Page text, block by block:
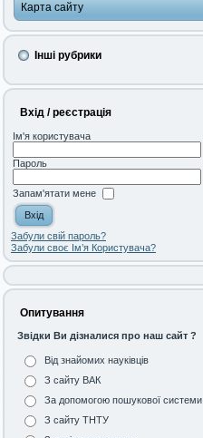
Карта сайту
Інші рубрики
Вхід / реєстрація
Ім'я користувача
Пароль
Запам'ятати мене
Забули свій пароль?
Забули своє Ім’я Користувача?
Опитування
Звідки Ви дізналися про наш сайт ?
Від знайомих науківців
З сайту ВАК
За допомогою пошукової системи
З сайту ТНТУ